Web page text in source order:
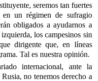
seremos tan fuertes
un régimen de sufragio
obligados a ayudarnos a
los campesinos sin
dirigente que, en líneas
Tal es nuestra opinión.
internacional, ante la
no tenemos derecho a